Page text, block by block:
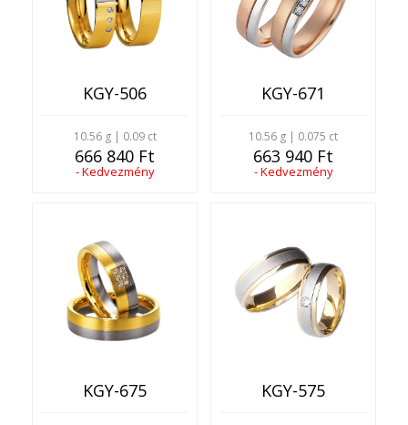
KGY-506
10.56 g | 0.09 ct
666 840 Ft
- Kedvezmény
KGY-671
10.56 g | 0.075 ct
663 940 Ft
- Kedvezmény
KGY-675 KGY-575